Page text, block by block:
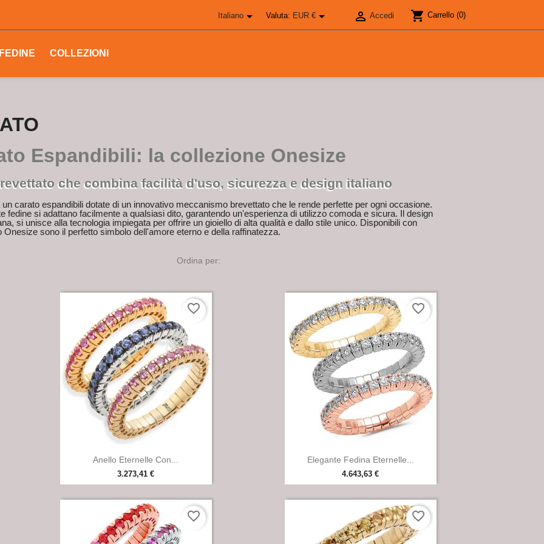
Italiano Valuta: EUR €  Accedi shopping_cart Carrello (0)
FEDINE COLLEZIONI
Espandibili: la collezione Onesize
che combina facilità d'uso, sicurezza e design italiano
carato espandibili dotate di un innovativo meccanismo brevettato che le rende perfette per ogni occasione.
fedine si adattano facilmente a qualsiasi dito, garantendo un'esperienza di utilizzo comoda e sicura. Il design
si unisce alla tecnologia impiegata per offrire un gioiello di alta qualità e dallo stile unico. Disponibili con
sono il perfetto simbolo dell'amore eterno e della raffinatezza.
Ordina per:
Anteprima
Anello Eternelle Con...
3.273,41 €
favorite_border
Anteprima
Elegante Fedina Eternelle...
4.643,63 €
favorite_border
favorite_border favorite_border